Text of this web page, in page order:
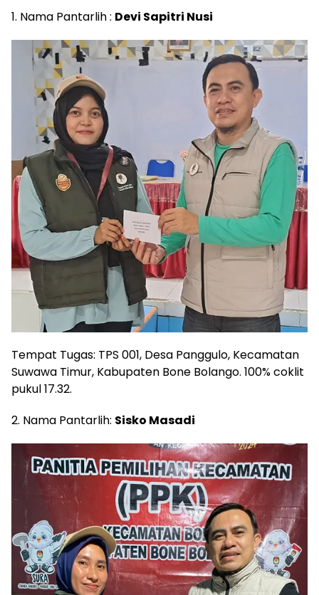
1. Nama Pantarlih : Devi Sapitri Nusi
Tempat Tugas: TPS 001, Desa Panggulo, Kecamatan
Suwawa Timur, Kabupaten Bone Bolango. 100% coklit
pukul 17.32.
2. Nama Pantarlih: Sisko Masadi